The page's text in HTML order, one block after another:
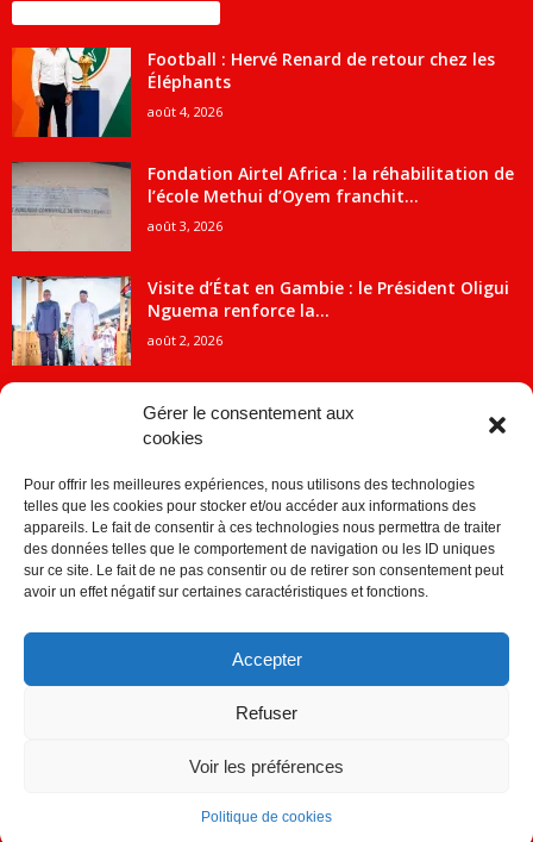
Gérer le consentement aux
cookies
Pour offrir les meilleures expériences, nous utilisons des technologies
telles que les cookies pour stocker et/ou accéder aux informations des
appareils. Le fait de consentir à ces technologies nous permettra de traiter
des données telles que le comportement de navigation ou les ID uniques
sur ce site. Le fait de ne pas consentir ou de retirer son consentement peut
avoir un effet négatif sur certaines caractéristiques et fonctions.
Accepter
Refuser
Voir les préférences
Politique de cookies
Football : Hervé Renard de retour chez les
Éléphants
août 4, 2026
Fondation Airtel Africa : la réhabilitation de
l’école Methui d’Oyem franchit...
août 3, 2026
Visite d’État en Gambie : le Président Oligui
Nguema renforce la...
août 2, 2026
CATÉGORIE POPULAIRE
ACTUALITES
Economie 2091
1839
Société
Sport 859
© © Copyright 2014 - CDJ Médias - tous droits reservés